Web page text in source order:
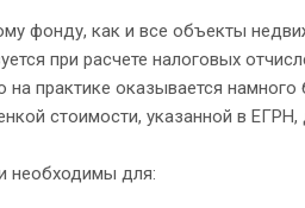
фонду, как и все объекты
при расчете налоговых
на практике оказывается
стоимости, указанной в
необходимы для: